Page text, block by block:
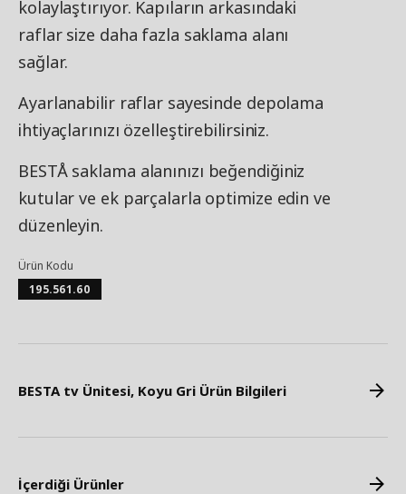
kolaylaştırıyor. Kapıların arkasındaki
raflar size daha fazla saklama alanı
sağlar.
Ayarlanabilir raflar sayesinde depolama
ihtiyaçlarınızı özelleştirebilirsiniz.
BESTÅ saklama alanınızı beğendiğiniz
kutular ve ek parçalarla optimize edin ve
düzenleyin.
Ürün Kodu
195.561.60
BESTA tv Ünitesi, Koyu Gri Ürün Bilgileri
İçerdiği Ürünler